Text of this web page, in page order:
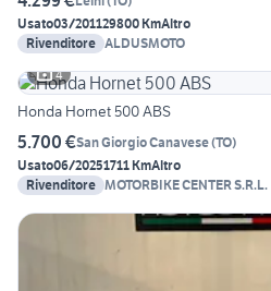
Usato03/201129800 KmAltro
Rivenditore ALDUSMOTO
4
Honda Hornet 500 ABS
5.700 €San Giorgio Canavese(TO)
Usato06/20251711 KmAltro
Rivenditore MOTORBIKE CENTER S.R.L.